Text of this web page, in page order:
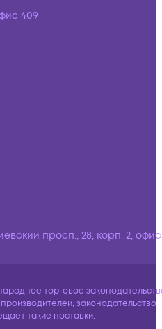
409
просп., 28, корп. 2,
торговое
законодательство
такие поставки.